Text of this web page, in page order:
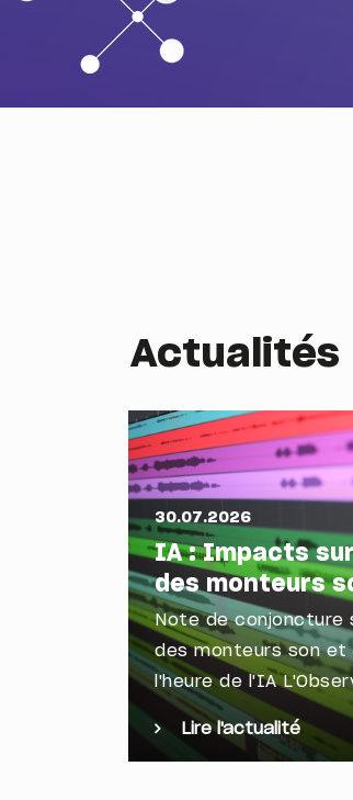
Actualités
30.07.2026
IA : Impacts
des monteurs
Note de conjoncture
des monteurs son et
l'heure de l'IA
Lire l'actualité